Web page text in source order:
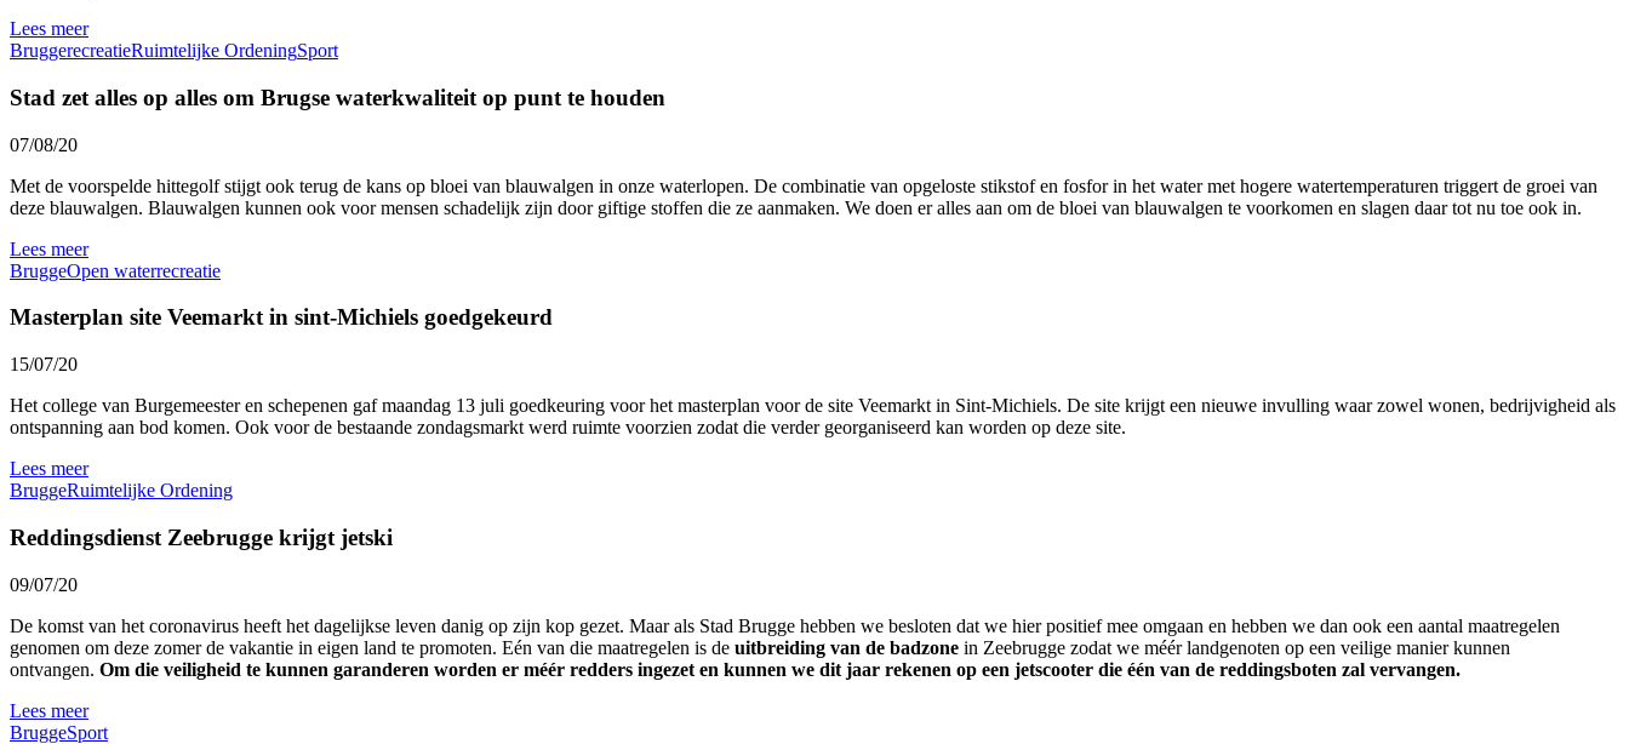
Lees meer
BruggerecreatieRuimtelijke OrdeningSport
Stad zet alles op alles om Brugse waterkwaliteit op punt te houden
07/08/20
Met de voorspelde hittegolf stijgt ook terug de kans op bloei van blauwalgen in onze waterlopen. De combinatie van opgeloste stikstof en fosfor in het water met hogere watertemperaturen triggert de groei van
deze blauwalgen. Blauwalgen kunnen ook voor mensen schadelijk zijn door giftige stoffen die ze aanmaken. We doen er alles aan om de bloei van blauwalgen te voorkomen en slagen daar tot nu toe ook in.
Lees meer
BruggeOpen waterrecreatie
Masterplan site Veemarkt in sint-Michiels goedgekeurd
15/07/20
Het college van Burgemeester en schepenen gaf maandag 13 juli goedkeuring voor het masterplan voor de site Veemarkt in Sint-Michiels. De site krijgt een nieuwe invulling waar zowel wonen, bedrijvigheid als
ontspanning aan bod komen. Ook voor de bestaande zondagsmarkt werd ruimte voorzien zodat die verder georganiseerd kan worden op deze site.
Lees meer
BruggeRuimtelijke Ordening
Reddingsdienst Zeebrugge krijgt jetski
09/07/20
De komst van het coronavirus heeft het dagelijkse leven danig op zijn kop gezet. Maar als Stad Brugge hebben we besloten dat we hier positief mee omgaan en hebben we dan ook een aantal maatregelen
genomen om deze zomer de vakantie in eigen land te promoten. Eén van die maatregelen is de uitbreiding van de badzone in Zeebrugge zodat we méér landgenoten op een veilige manier kunnen
ontvangen. Om die veiligheid te kunnen garanderen worden er méér redders ingezet en kunnen we dit jaar rekenen op een jetscooter die één van de reddingsboten zal vervangen.
Lees meer
BruggeSport